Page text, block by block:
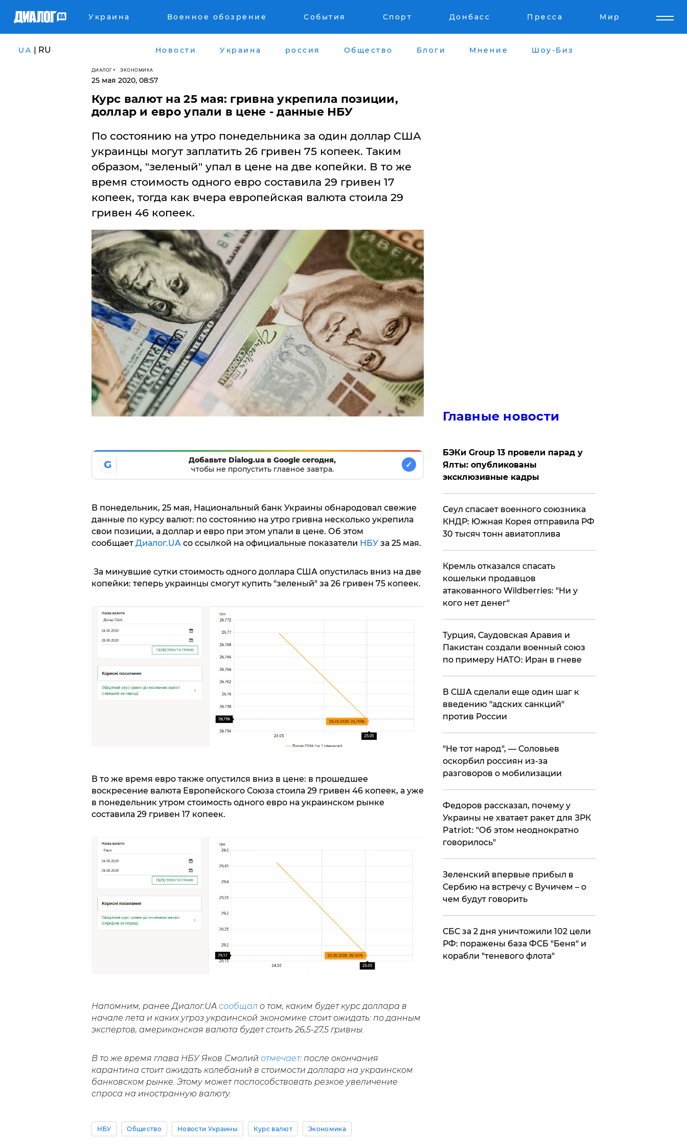
Украина Военное обозрение События Спорт Донбасс Пресса Мир
UA | RU Новости Украина россия Общество Блоги Мнение Шоу-Биз
ДИАЛОГ ЭКОНОМИКА
25 мая 2020, 08:57
Курс валют на 25 мая: гривна укрепила позиции,
доллар и евро упали в цене - данные НБУ
По состоянию на утро понедельника за один доллар США
украинцы могут заплатить 26 гривен 75 копеек. Таким
образом, "зеленый" упал в цене на две копейки. В то же
время стоимость одного евро составила 29 гривен 17
копеек, тогда как вчера европейская валюта стоила 29
гривен 46 копеек.
G
Добавьте Dialog.ua в Google сегодня,
чтобы не пропустить главное завтра.
✓
В понедельник, 25 мая, Национальный банк Украины обнародовал свежие
данные по курсу валют: по состоянию на утро гривна несколько укрепила
свои позиции, а доллар и евро при этом упали в цене. Об этом
сообщает Диалог.UAсо ссылкой на официальные показатели НБУза 25 мая.
За минувшие сутки стоимость одного доллара США опустилась вниз на две
копейки: теперь украинцы смогут купить "зеленый" за 26 гривен 75 копеек.
В то же время евро также опустился вниз в цене: в прошедшее
воскресение валюта Европейского Союза стоила 29 гривен 46 копеек, а уже
в понедельник утром стоимость одного евро на украинском рынке
составила 29 гривен 17 копеек.
Напомним, ранее Диалог.UA сообщал о том, каким будет курс доллара в
начале лета и каких угроз украинской экономике стоит ожидать: по данным
экспертов, американская валюта будет стоить 26,5-27,5 гривны.
В то же время глава НБУ Яков Смолий отмечает: после окончания
карантина стоит ожидать колебаний в стоимости доллара на украинском
банковском рынке. Этому может поспособствовать резкое увеличение
спроса на иностранную валюту.
НБУ Общество Новости Украины Курс валют Экономика
Главные новости
​БЭКи Group 13 провели парад у
Ялты: опубликованы
эксклюзивные кадры
​Сеул спасает военного союзника
КНДР: Южная Корея отправила РФ
30 тысяч тонн авиатоплива
Кремль отказался спасать
кошельки продавцов
атакованного Wildberries: "Ни у
кого нет денег"
Турция, Саудовская Аравия и
Пакистан создали военный союз
по примеру НАТО: Иран в гневе
В США сделали еще один шаг к
введению "адских санкций"
против России
​"Не тот народ", — Соловьев
оскорбил россиян из-за
разговоров о мобилизации
Федоров рассказал, почему у
Украины не хватает ракет для ЗРК
Patriot: "Об этом неоднократно
говорилось"
Зеленский впервые прибыл в
Сербию на встречу с Вучичем – о
чем будут говорить
СБС за 2 дня уничтожили 102 цели
РФ: поражены база ФСБ "Беня" и
корабли "теневого флота"